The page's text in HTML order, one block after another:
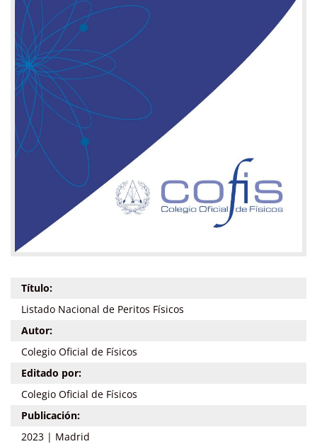
Título:
Listado Nacional de Peritos Físicos
Autor:
Colegio Oficial de Físicos
Editado por:
Colegio Oficial de Físicos
Publicación:
2023 | Madrid